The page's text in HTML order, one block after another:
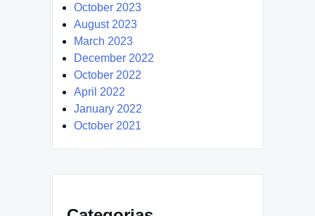
October 2023
August 2023
March 2023
December 2022
October 2022
April 2022
January 2022
October 2021